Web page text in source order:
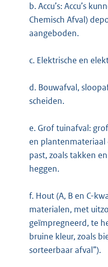
b. Accu’s: Accu’s
Chemisch Afval)
aangeboden.
c. Elektrische en
d. Bouwafval,
scheiden.
e. Grof tuinafval:
en
past, zoals takken
heggen.
f. Hout (A, B en C-
materialen, met
geïmpregneerd, te
bruine kleur, zoals
sorteerbaar afval”).